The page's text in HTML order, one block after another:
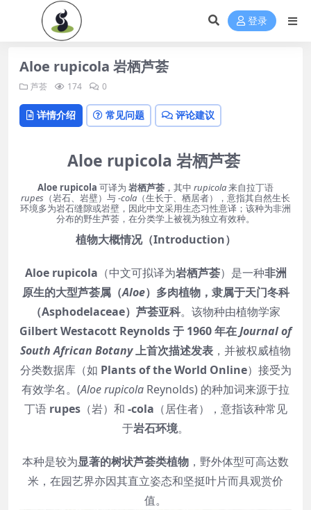
登录
Aloe rupicola 岩栖芦荟
芦荟 174 0
详情介绍 常见问题 评论建议
Aloe rupicola 岩栖芦荟
Aloe rupicola 可译为 岩栖芦荟 ，其中 rupicola来自拉丁语
rupes （岩石、岩壁）与-cola （生长于、栖居者），意指其自然生长
环境多为岩石缝隙或岩壁，因此中文采用生态习性意译；该种为非洲
分布的野生芦荟，在分类学上被视为独立有效种。
植物大概情况（Introduction）
Aloe rupicola （中文可拟译为岩栖芦荟）是一种非洲
原生的大型芦荟属（Aloe）多肉植物，隶属于天门冬科
（Asphodelaceae）芦荟亚科。该物种由植物学家
Gilbert Westacott Reynolds 于 1960 年在Journal of
South African Botany上首次描述发表 ，并被权威植物
分类数据库（如 Plants of the World Online）接受为
有效学名。(Aloe rupicola Reynolds) 的种加词来源于拉
丁语 rupes（岩）和 -cola （居住者），意指该种常见
于岩石环境。
本种是较为显著的树状芦荟类植物 ，野外体型可高达数
米，在园艺界亦因其直立姿态和坚挺叶片而具观赏价
值。